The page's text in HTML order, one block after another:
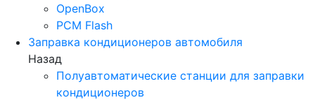
OpenBox
PCM Flash
Заправка кондиционеров автомобиля
Назад
Полуавтоматические станции для заправки
кондиционеров